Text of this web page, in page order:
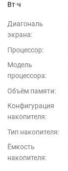
Вт·ч
Диагональ
экрана:
Процессор:
Модель
процессора:
Объём памяти:
Конфигурация
накопителя:
Тип накопителя:
Ёмкость
накопителя: